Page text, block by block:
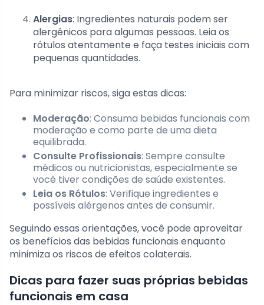
Alergias: Ingredientes naturais podem ser
alergênicos para algumas pessoas. Leia os
rótulos atentamente e faça testes iniciais com
pequenas quantidades.
Para minimizar riscos, siga estas dicas:
Moderação: Consuma bebidas funcionais com
moderação e como parte de uma dieta
equilibrada.
Consulte Profissionais: Sempre consulte
médicos ou nutricionistas, especialmente se
você tiver condições de saúde existentes.
Leia os Rótulos: Verifique ingredientes e
possíveis alérgenos antes de consumir.
Seguindo essas orientações, você pode aproveitar
os benefícios das bebidas funcionais enquanto
minimiza os riscos de efeitos colaterais.
Dicas para fazer suas próprias bebidas
funcionais em casa